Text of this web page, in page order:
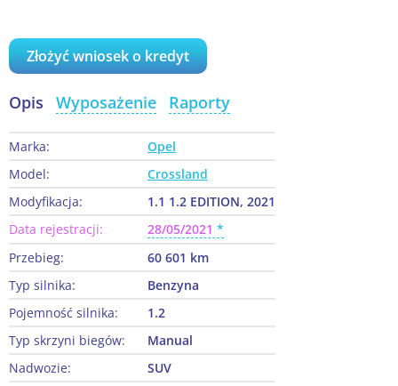
Złożyć wniosek o kredyt
Opis Wyposażenie Raporty
Marka:
Opel
Model:
Crossland
Modyfikacja:
1.1 1.2 EDITION, 2021
Data rejestracji:
28/05/2021
Przebieg:
60 601 km
Typ silnika:
Benzyna
Pojemność silnika:
1.2
Typ skrzyni biegów:
Manual
Nadwozie:
SUV